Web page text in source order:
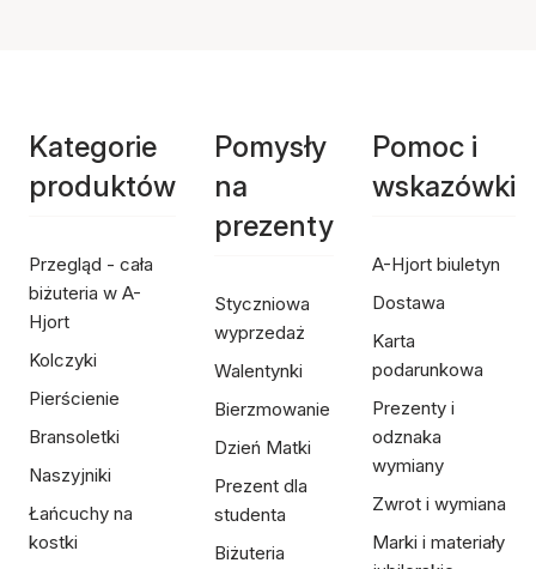
Kategorie
produktów
Przegląd - cała
biżuteria w A-
Hjort
Kolczyki
Pierścienie
Bransoletki
Naszyjniki
Łańcuchy na
kostki
Pomysły
na
prezenty
Styczniowa
wyprzedaż
Walentynki
Bierzmowanie
Dzień Matki
Prezent dla
studenta
Biżuteria
Pomoc i
wskazówki
A-Hjort biuletyn
Dostawa
Karta
podarunkowa
Prezenty i
odznaka
wymiany
Zwrot i wymiana
Marki i materiały